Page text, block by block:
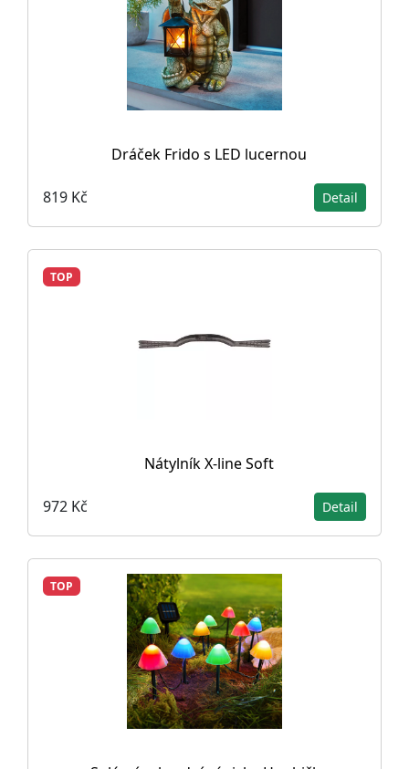
Dráček Frido s LED lucernou
819 Kč Detail
TOP
Nátylník X-line Soft
972 Kč Detail
TOP